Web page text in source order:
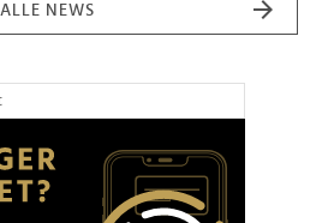
ALLE NEWS